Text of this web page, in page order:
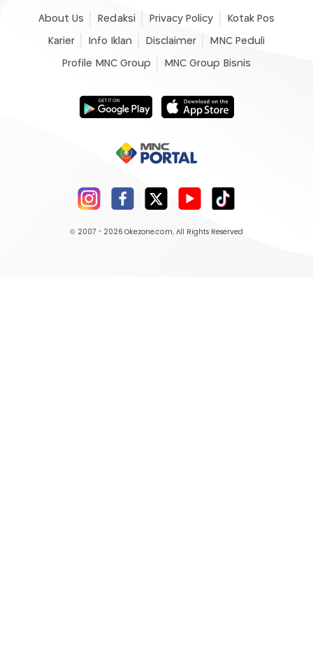
About Us Redaksi Privacy Policy Kotak Pos
Karier Info Iklan Disclaimer MNC Peduli
Profile MNC Group MNC Group Bisnis
© 2007 - 2026 Okezone.com, All Rights Reserved